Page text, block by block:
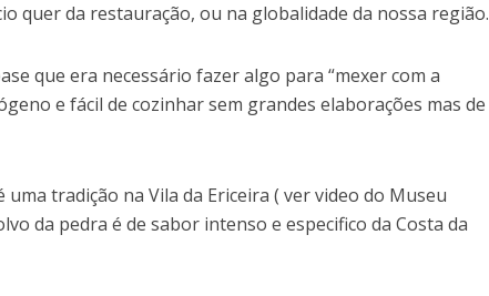
quer da restauração, ou na globalidade da nossa região.
que era necessário fazer algo para “mexer com a
e fácil de cozinhar sem grandes elaborações mas de
uma tradição na Vila da Ericeira ( ver video do Museu
da pedra é de sabor intenso e especifico da Costa da